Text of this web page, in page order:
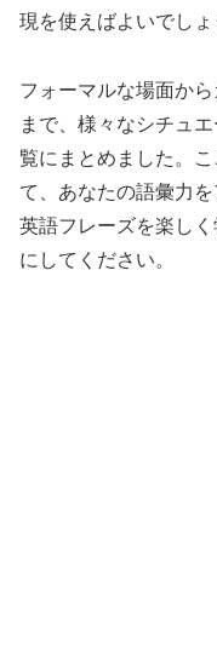
現を使えばよいでしょ
フォーマルな場面か
まで、様々なシチュ
覧にまとめました。
て、あなたの語彙力
英語フレーズを楽し
にしてください。